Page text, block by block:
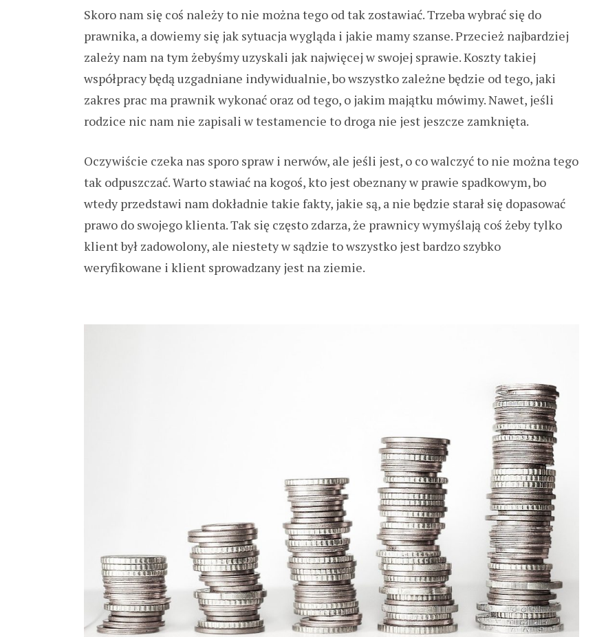
Skoro nam się coś należy to nie można tego od tak zostawiać. Trzeba wybrać się do
prawnika, a dowiemy się jak sytuacja wygląda i jakie mamy szanse. Przecież najbardziej
zależy nam na tym żebyśmy uzyskali jak najwięcej w swojej sprawie. Koszty takiej
współpracy będą uzgadniane indywidualnie, bo wszystko zależne będzie od tego, jaki
zakres prac ma prawnik wykonać oraz od tego, o jakim majątku mówimy. Nawet, jeśli
rodzice nic nam nie zapisali w testamencie to droga nie jest jeszcze zamknięta.
Oczywiście czeka nas sporo spraw i nerwów, ale jeśli jest, o co walczyć to nie można tego
tak odpuszczać. Warto stawiać na kogoś, kto jest obeznany w prawie spadkowym, bo
wtedy przedstawi nam dokładnie takie fakty, jakie są, a nie będzie starał się dopasować
prawo do swojego klienta. Tak się często zdarza, że prawnicy wymyślają coś żeby tylko
klient był zadowolony, ale niestety w sądzie to wszystko jest bardzo szybko
weryfikowane i klient sprowadzany jest na ziemie.